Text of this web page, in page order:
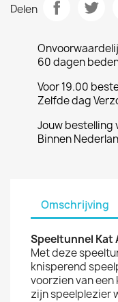
Delen
60 dagen
Voor 19.00
Zelfde dag
Jouw bestelling
Binnen
Omschrijving
Speeltunnel Kat
Met deze
knisperend
voorzien van
zijn speelplezier